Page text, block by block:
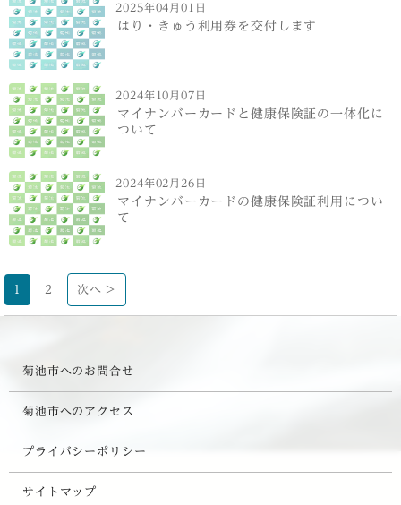
2025年04月01日
はり・きゅう利用券を交付します
2024年10月07日
マイナンバーカードと健康保険証の一体化に
ついて
2024年02月26日
マイナンバーカードの健康保険証利用につい
て
1 2 次へ >
菊池市へのお問合せ
菊池市へのアクセス
プライバシーポリシー
サイトマップ